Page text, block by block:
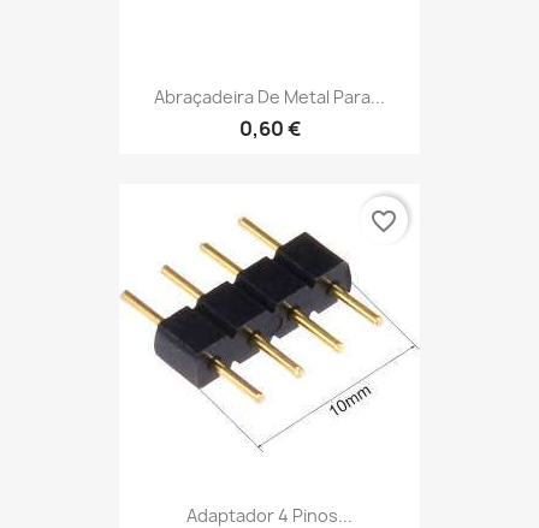
Abraçadeira De Metal Para...
0,60 €
Adaptador 4 Pinos...
favorite_border